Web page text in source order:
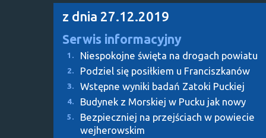
z dnia 27.12.2019
Serwis informacyjny
1. Niespokojne święta na drogach powiatu
2. Podziel się posiłkiem u Franciszkanów
3. Wstępne wyniki badań Zatoki Puckiej
4. Budynek z Morskiej w Pucku jak nowy
5.
Bezpieczniej na przejściach w powiecie
wejherowskim